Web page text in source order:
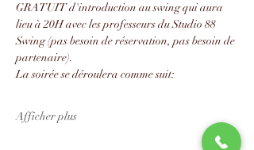
GRATUIT d'introduction au swing qui aura
lieu à 20H avec les professeurs du Studio 88
Swing (pas besoin de réservation, pas besoin de
partenaire).
La soirée se déroulera comme suit:
Afficher plus